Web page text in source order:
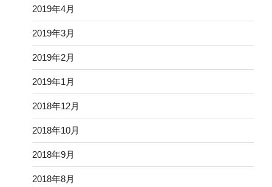
2019年4月
2019年3月
2019年2月
2019年1月
2018年12月
2018年10月
2018年9月
2018年8月